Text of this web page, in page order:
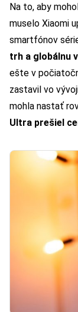
Na to, aby
muselo Xiaomi
smartfónov
trh a globálnu
ešte v
zastavil vo
mohla nastať
Ultra prešiel